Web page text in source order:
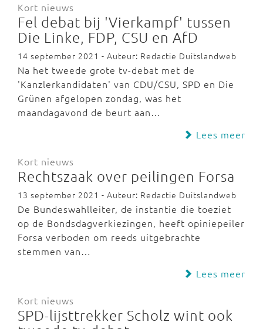
Kort nieuws
Fel debat bij 'Vierkampf' tussen
Die Linke, FDP, CSU en AfD
14 september 2021 - Auteur: Redactie Duitslandweb
Na het tweede grote tv-debat met de
'Kanzlerkandidaten' van CDU/CSU, SPD en Die
Grünen afgelopen zondag, was het
maandagavond de beurt aan…
Lees meer
Kort nieuws
Rechtszaak over peilingen Forsa
13 september 2021 - Auteur: Redactie Duitslandweb
De Bundeswahlleiter, de instantie die toeziet
op de Bondsdagverkiezingen, heeft opiniepeiler
Forsa verboden om reeds uitgebrachte
stemmen van…
Lees meer
Kort nieuws
SPD-lijsttrekker Scholz wint ook